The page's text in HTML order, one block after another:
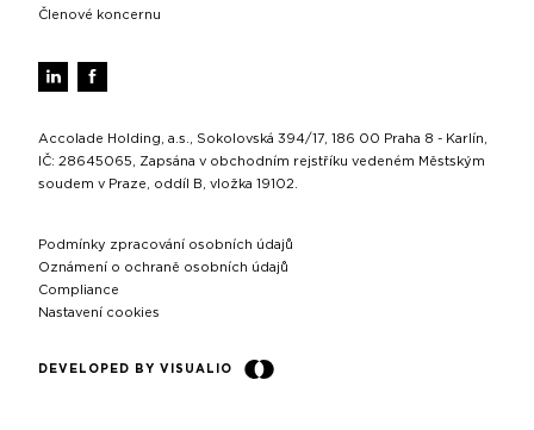
Členové koncernu
Accolade Holding, a.s., Sokolovská 394/17, 186 00 Praha 8 - Karlín,
IČ: 28645065, Zapsána v obchodním rejstříku vedeném Městským
soudem v Praze, oddíl B, vložka 19102.
Podmínky zpracování osobních údajů
Oznámení o ochraně osobních údajů
Compliance
Nastavení cookies
DEVELOPED BY VISUALIO